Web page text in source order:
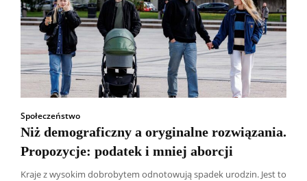
Społeczeństwo
Niż demograficzny a oryginalne rozwiązania.
Propozycje: podatek i mniej aborcji
Kraje z wysokim dobrobytem odnotowują spadek urodzin. Jest to